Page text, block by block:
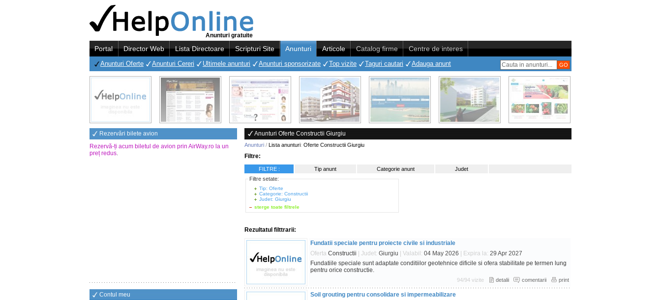
Anunturi gratuite
Portal Director Web Lista Directoare Scripturi Site Anunturi Articole Catalog firme Centre de interes
Anunturi Oferte Anunturi Cereri Ultimele anunturi Anunturi sponsorizate Top vizite Taguri cautari Adauga anunt
Rezervări bilete avion
Rezervă-ți acum biletul de avion prin AirWay.ro la un
preț redus.
Contul meu
Anunturi Oferte Constructii Giurgiu
Anunturi / Lista anunturi: Oferte Constructii Giurgiu
Filtre:
FILTRE : Tip anunt Categorie anunt
Judet
Filtre setate:
Tip: Oferte
Categorie: Constructii
Judet: Giurgiu
sterge toate filtrele
Rezultatul filttrarii:
Fundatii speciale pentru proiecte civile si industriale
Oferta Constructii | Judet: Giurgiu | Valabil: 04 May 2026 | Expira la: 29 Apr 2027
Fundatiile speciale sunt adaptate conditiilor geotehnice dificile si ofera stabilitate pe termen lung
pentru orice constructie.
94/94 vizite detalii comentarii print
Soil grouting pentru consolidare si impermeabilizare